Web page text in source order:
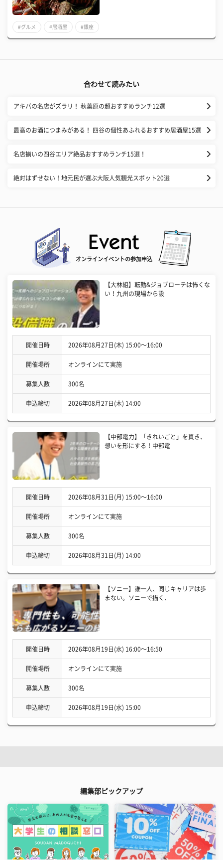
#グルメ #居酒屋 #銀座
合わせて読みたい
アキバの名店がズラリ！ 秋葉原の超おすすめランチ12選
最高のお酒につまみがある！ 四谷の個性あふれるおすすめ居酒屋15選
名店揃いの四谷エリア絶品おすすめランチ15選！
絶対はずせない！地元民が選ぶ大阪人気観光スポット20選
オンラインイベントの参加申込
【大林組】転勤&ジョブローテは怖くな
い！九州の現場から設
開催日時 2026年08月27日(木) 15:00〜16:00
開催場所 オンラインにて実施
募集人数 300名
申込締切 2026年08月27日(木) 14:00
【中部電力】「きれいごと」を貫き、
想いを形にする！中部電
開催日時 2026年08月31日(月) 15:00〜16:00
開催場所 オンラインにて実施
募集人数 300名
申込締切 2026年08月31日(月) 14:00
【ソニー】誰一人、同じキャリアは歩
まない。ソニーで描く、
開催日時 2026年08月19日(水) 16:00〜16:50
開催場所 オンラインにて実施
募集人数 300名
申込締切 2026年08月19日(水) 15:00
編集部ピックアップ